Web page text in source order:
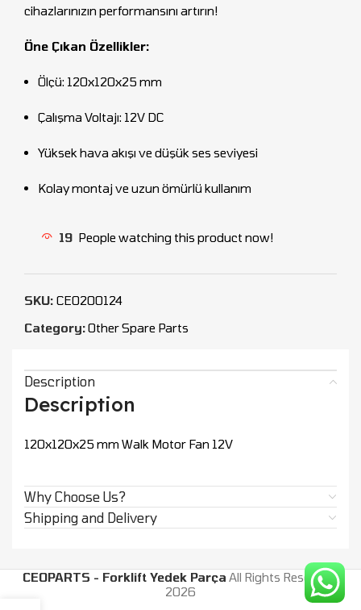
cihazlarınızın performansını artırın!
Öne Çıkan Özellikler:
Ölçü: 120x120x25 mm
Çalışma Voltajı: 12V DC
Yüksek hava akışı ve düşük ses seviyesi
Kolay montaj ve uzun ömürlü kullanım
19 People watching this product now!
SKU: CEO200124
Category:Other Spare Parts
Description
Description
120x120x25 mm Walk Motor Fan 12V
Why Choose Us?
Shipping and Delivery
CEOPARTS - Forklift Yedek Parça All Rights Reserved.
2026